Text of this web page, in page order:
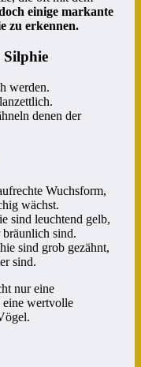
einige markante
zu erkennen.
Silphie
werden.
denen der
Wuchsform,
wächst.
sind leuchtend gelb,
bräunlich sind.
sind grob gezähnt,
sind.
nur eine
eine wertvolle